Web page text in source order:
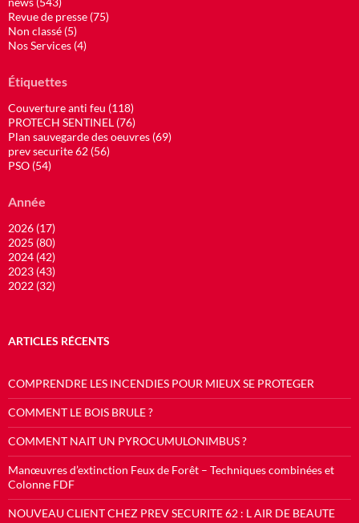
Revue de presse (75)
Non classé (5)
Nos Services (4)
Étiquettes
Couverture anti feu (118)
PROTECH SENTINEL (76)
Plan sauvegarde des oeuvres (69)
prev securite 62 (56)
PSO (54)
Année
2026 (17)
2025 (80)
2024 (42)
2023 (43)
2022 (32)
ARTICLES RÉCENTS
COMPRENDRE LES INCENDIES POUR MIEUX SE PROTEGER
COMMENT LE BOIS BRULE ?
COMMENT NAIT UN PYROCUMULONIMBUS ?
Manœuvres d’extinction Feux de Forêt – Techniques combinées et
Colonne FDF
NOUVEAU CLIENT CHEZ PREV SECURITE 62 : L AIR DE BEAUTE